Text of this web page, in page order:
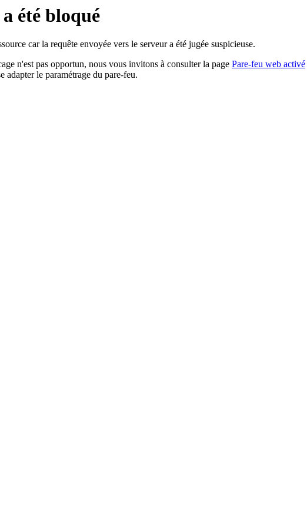
été bloqué
car la requête envoyée vers le serveur a été jugée suspicieuse.
n'est pas opportun, nous vous invitons à consulter la page Pare-feu web activé
adapter le paramétrage du pare-feu.